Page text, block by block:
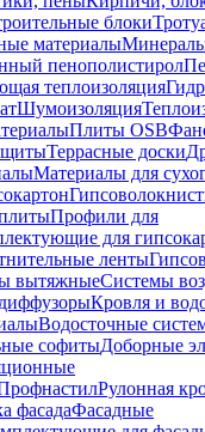
блоки
материалы
пенополистирол
теплоизоляция
Шумоизоляция
Плиты OSB
Террасные доски
Материалы для
Профили для
для
ленты
вытяжныеСистемы
Кровля и
Водосточные
софитыДоборные
Рулонная
фасадаФасадные